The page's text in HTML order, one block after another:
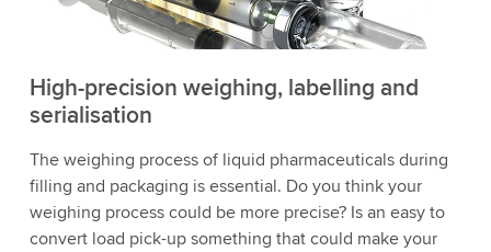
High-precision weighing, labelling and
serialisation
The weighing process of liquid pharmaceuticals during
filling and packaging is essential. Do you think your
weighing process could be more precise? Is an easy to
convert load pick-up something that could make your